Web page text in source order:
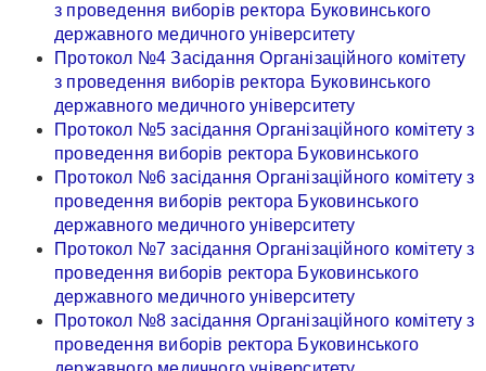
з проведення виборів ректора Буковинського
державного медичного університету
Протокол №4 Засідання Організаційного комітету
з проведення виборів ректора Буковинського
державного медичного університету
Протокол №5 засідання Організаційного комітету з
проведення виборів ректора Буковинського
Протокол №6 засідання Організаційного комітету з
проведення виборів ректора Буковинського
державного медичного університету
Протокол №7 засідання Організаційного комітету з
проведення виборів ректора Буковинського
державного медичного університету
Протокол №8 засідання Організаційного комітету з
проведення виборів ректора Буковинського